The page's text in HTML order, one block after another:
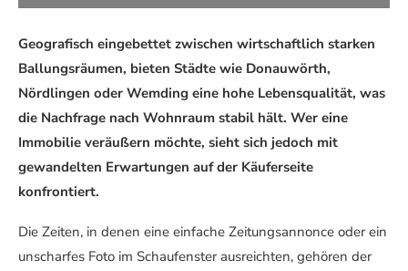
Geografisch eingebettet zwischen wirtschaftlich starken
Ballungsräumen, bieten Städte wie Donauwörth,
Nördlingen oder Wemding eine hohe Lebensqualität, was
die Nachfrage nach Wohnraum stabil hält. Wer eine
Immobilie veräußern möchte, sieht sich jedoch mit
gewandelten Erwartungen auf der Käuferseite
konfrontiert.
Die Zeiten, in denen eine einfache Zeitungsannonce oder ein
unscharfes Foto im Schaufenster ausreichten, gehören der